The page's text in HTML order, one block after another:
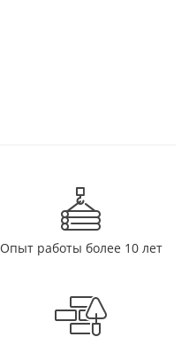
Опыт работы более 10 лет